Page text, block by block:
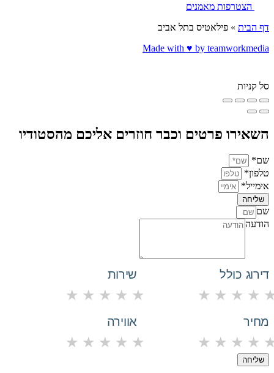
הצטרפות מאמנים
דף הבית » פילאטיס בתל אביב
Made with ♥️ by teamworkmedia
סל קניות
השאירו פרטים וכבר חוזרים אליכם מהסטודיו
שם*
טלפון*
אימייל*
שליחה
שם
הודעה
דירוג כולל
★ ★ ★ ★
שירות
★ ★ ★ ★ ★
מחיר
★ ★ ★ ★
אווירה
★ ★ ★ ★ ★
שליחה